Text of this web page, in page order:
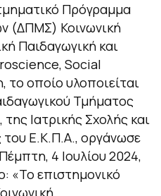
Πρόγραμμα
(ΔΠΜΣ) Κοινωνική
Παιδαγωγική και
Social
το οποίο υλοποιείται
Τμήματος
Ιατρικής Σχολής και
του Ε.Κ.Π.Α., οργάνωσε
4 Ιουλίου 2024,
«Το επιστημονικό